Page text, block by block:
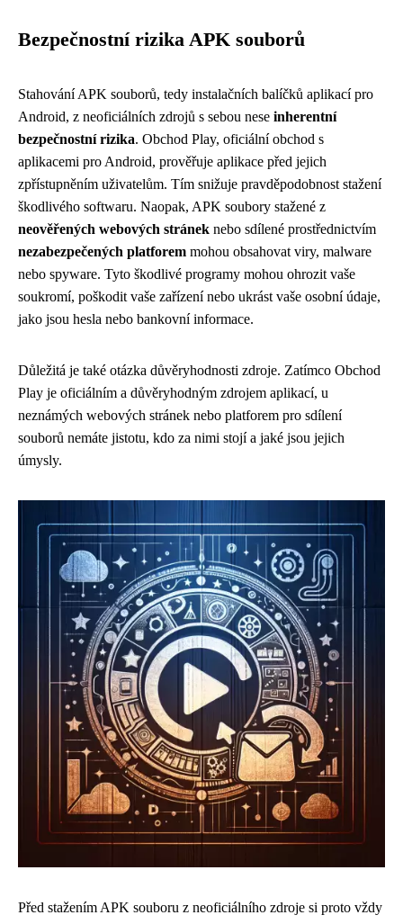
Bezpečnostní rizika APK souborů
Stahování APK souborů, tedy instalačních balíčků aplikací pro
Android, z neoficiálních zdrojů s sebou nese inherentní
bezpečnostní rizika. Obchod Play, oficiální obchod s
aplikacemi pro Android, prověřuje aplikace před jejich
zpřístupněním uživatelům. Tím snižuje pravděpodobnost stažení
škodlivého softwaru. Naopak, APK soubory stažené z
neověřených webových stránek nebo sdílené prostřednictvím
nezabezpečených platforem mohou obsahovat viry, malware
nebo spyware. Tyto škodlivé programy mohou ohrozit vaše
soukromí, poškodit vaše zařízení nebo ukrást vaše osobní údaje,
jako jsou hesla nebo bankovní informace.
Důležitá je také otázka důvěryhodnosti zdroje. Zatímco Obchod
Play je oficiálním a důvěryhodným zdrojem aplikací, u
neznámých webových stránek nebo platforem pro sdílení
souborů nemáte jistotu, kdo za nimi stojí a jaké jsou jejich
úmysly.
Před stažením APK souboru z neoficiálního zdroje si proto vždy